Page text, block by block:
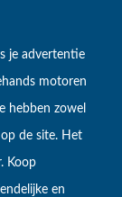
je advertentie
motoren
hebben zowel
de site. Het
Koop
en